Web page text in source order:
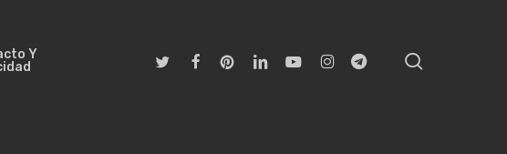
Y
TwitterFacebookPinterestLinkedinYoutubeInstagramTelegram